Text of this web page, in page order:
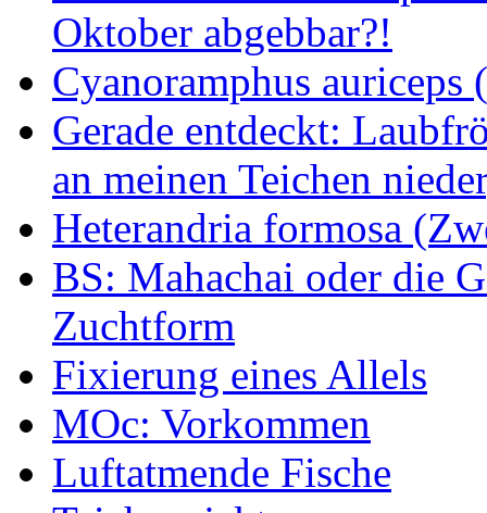
Oktober abgebbar?!
Cyanoramphus
Gerade entdeckt:
an meinen Teichen
Heterandria formosa
BS: Mahachai oder die
Zuchtform
Fixierung eines Allels
MOc: Vorkommen
Luftatmende Fische